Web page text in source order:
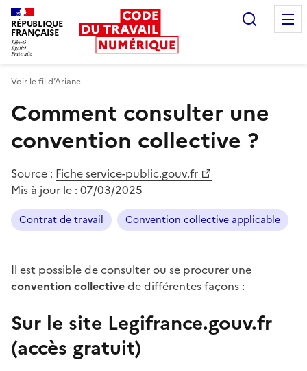
RÉPUBLIQUE
FRANÇAISE
Voir le fil d’Ariane
Comment consulter une
convention collective ?
Source : Fiche service-public.gouv.fr
Mis à jour le : 07/03/2025
Contrat de travail Convention collective applicable
Il est possible de consulter ou se procurer une
convention collectivede différentes façons :
Sur le site Legifrance.gouv.fr
(accès gratuit)